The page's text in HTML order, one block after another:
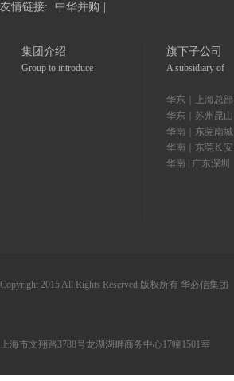
友情链接: 中华并购
集团介绍
Group to introduce
旗下子公司
A subsidiary of
华东｜上海总部
华东｜苏州昆山
华南｜东莞南城
华南｜东莞长安
华南 | 广东深圳
Copyright 2015 All Rights Reserved 版权所有 华必信集团
上海市文翔路3788号龙湖湖畔商务中心17幢1501室